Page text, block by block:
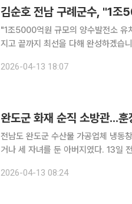
김순호 전남 구례군수, "1조
"1조5000억원 규모의 양수발전소 유
지고 끝까지 최선을 다해 완성하겠습니다." 김순호 전남도 구례군수가 13일 제9회 전
비후보는 출마선언문을 통해 "구례의
2026-04-13 18:07
완도군 화재 순직 소방관...훈
전남도 완도군 수산물 가공업체 냉동
거나 세 자녀를 둔 아버지였다. 13일 전남소방본부에 따르면 완도 냉동창고 화재 현장에서 숨진 채
이었다는 것. 1996년에 태어
2026-04-13 08:24